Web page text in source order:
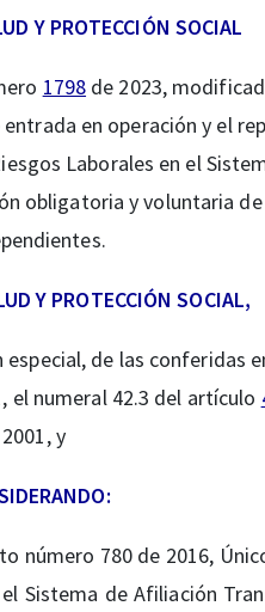
Y PROTECCIÓN SOCIAL
1798 de 2023,
en operación y el
Laborales en el
obligatoria y voluntaria
Y PROTECCIÓN SOCIAL,
de las conferidas
el numeral 42.3 del artículo
2001, y
número 780 de 2016,
Sistema de Afiliación